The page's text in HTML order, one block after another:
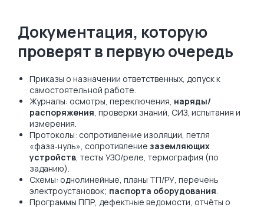
Документация, которую
проверят в первую очередь
Приказы о назначении ответственных, допуск к
самостоятельной работе.
Журналы: осмотры, переключения, наряды/
распоряжения, проверки знаний, СИЗ, испытания и
измерения.
Протоколы: сопротивление изоляции, петля
«фаза‑нуль», сопротивление заземляющих
устройств, тесты УЗО/реле, термография (по
заданию).
Схемы: однолинейные, планы ТП/РУ, перечень
электроустановок; паспорта оборудования.
Программы ППР, дефектные ведомости, отчёты о
Оставить заявку
Нажимая на кнопку, вы соглашаетесь
сПолитикой обработки персональных данных